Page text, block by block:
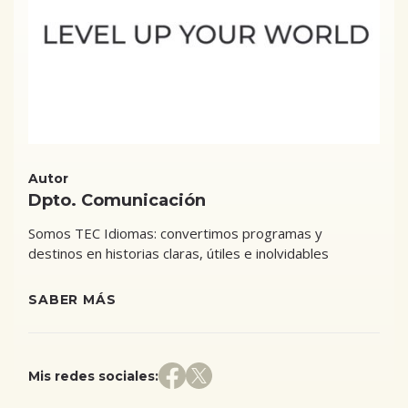
Autor
Dpto. Comunicación
Somos TEC Idiomas: convertimos programas y
destinos en historias claras, útiles e inolvidables
SABER MÁS
Mis redes sociales: